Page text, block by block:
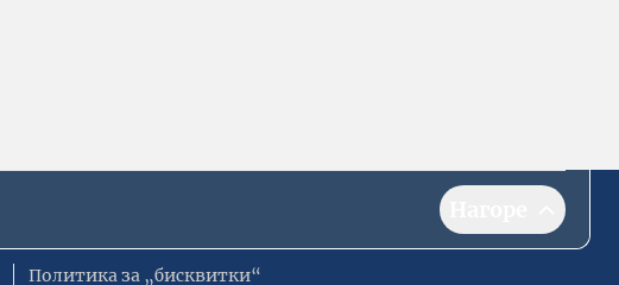
Политика за „бисквитки“